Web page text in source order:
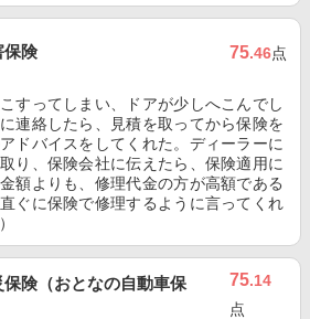
保険 75.46点
すってしまい、ドアが少しへこんでし
連絡したら、見積を取ってから保険を
ドバイスをしてくれた。ディーラーに
り、保険会社に伝えたら、保険適用に
額よりも、修理代金の方が高額である
ぐに保険で修理するように言ってくれ
険（おとなの自動車保
75.14
点